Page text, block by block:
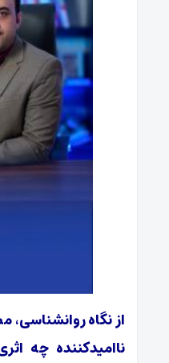
از نگاه
ناامیدکننده چه